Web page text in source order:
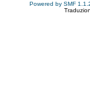
Powered by SMF